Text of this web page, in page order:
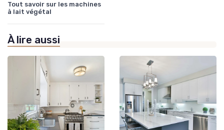
Tout savoir sur les machines
à lait végétal
À lire aussi